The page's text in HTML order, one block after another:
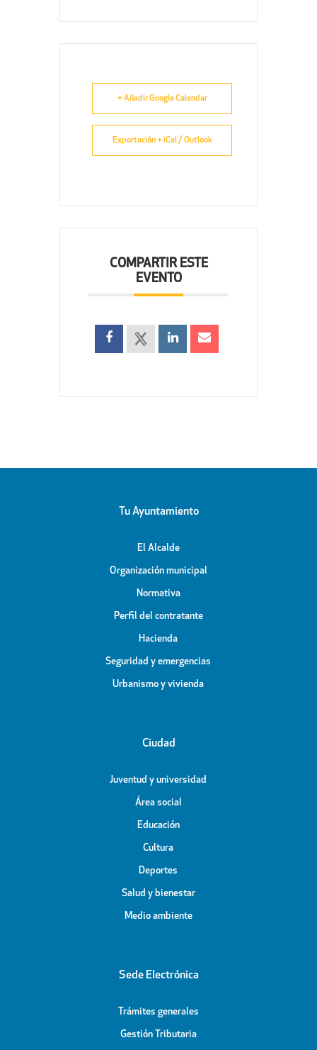
+ Añadir Google Calendar
Exportación + iCal / Outlook
COMPARTIR ESTE
EVENTO
Tu Ayuntamiento
El Alcalde
Organización municipal
Normativa
Perfil del contratante
Hacienda
Seguridad y emergencias
Urbanismo y vivienda
Ciudad
Juventud y universidad
Área social
Educación
Cultura
Deportes
Salud y bienestar
Medio ambiente
Sede Electrónica
Trámites generales
Gestión Tributaria